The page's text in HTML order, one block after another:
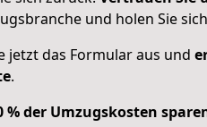
und holen Sie
jetzt das Formular aus und
.
% der Umzugskosten